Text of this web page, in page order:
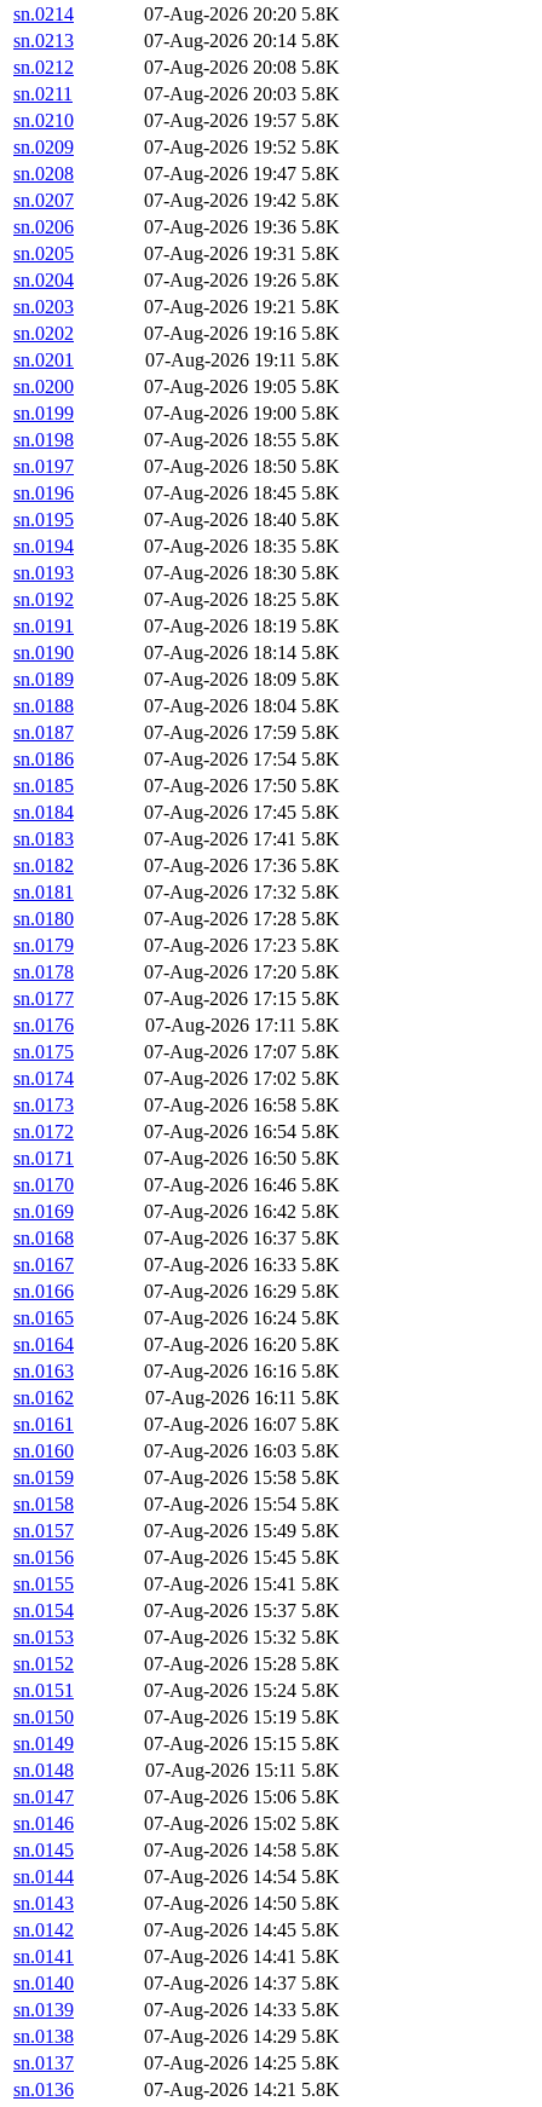
sn.0214
07-Aug-2026 20:20 5.8K
sn.0213
07-Aug-2026 20:14 5.8K
sn.0212
07-Aug-2026 20:08 5.8K
sn.0211
07-Aug-2026 20:03 5.8K
sn.0210
07-Aug-2026 19:57 5.8K
sn.0209
07-Aug-2026 19:52 5.8K
sn.0208
07-Aug-2026 19:47 5.8K
sn.0207
07-Aug-2026 19:42 5.8K
sn.0206
07-Aug-2026 19:36 5.8K
sn.0205
07-Aug-2026 19:31 5.8K
sn.0204
07-Aug-2026 19:26 5.8K
sn.0203
07-Aug-2026 19:21 5.8K
sn.0202
07-Aug-2026 19:16 5.8K
sn.0201
07-Aug-2026 19:11 5.8K
sn.0200
07-Aug-2026 19:05 5.8K
sn.0199
07-Aug-2026 19:00 5.8K
sn.0198
07-Aug-2026 18:55 5.8K
sn.0197
07-Aug-2026 18:50 5.8K
sn.0196
07-Aug-2026 18:45 5.8K
sn.0195
07-Aug-2026 18:40 5.8K
sn.0194
07-Aug-2026 18:35 5.8K
sn.0193
07-Aug-2026 18:30 5.8K
sn.0192
07-Aug-2026 18:25 5.8K
sn.0191
07-Aug-2026 18:19 5.8K
sn.0190
07-Aug-2026 18:14 5.8K
sn.0189
07-Aug-2026 18:09 5.8K
sn.0188
07-Aug-2026 18:04 5.8K
sn.0187
07-Aug-2026 17:59 5.8K
sn.0186
07-Aug-2026 17:54 5.8K
sn.0185
07-Aug-2026 17:50 5.8K
sn.0184
07-Aug-2026 17:45 5.8K
sn.0183
07-Aug-2026 17:41 5.8K
sn.0182
07-Aug-2026 17:36 5.8K
sn.0181
07-Aug-2026 17:32 5.8K
sn.0180
07-Aug-2026 17:28 5.8K
sn.0179
07-Aug-2026 17:23 5.8K
sn.0178
07-Aug-2026 17:20 5.8K
sn.0177
07-Aug-2026 17:15 5.8K
sn.0176
07-Aug-2026 17:11 5.8K
sn.0175
07-Aug-2026 17:07 5.8K
sn.0174
07-Aug-2026 17:02 5.8K
sn.0173
07-Aug-2026 16:58 5.8K
sn.0172
07-Aug-2026 16:54 5.8K
sn.0171
07-Aug-2026 16:50 5.8K
sn.0170
07-Aug-2026 16:46 5.8K
sn.0169
07-Aug-2026 16:42 5.8K
sn.0168
07-Aug-2026 16:37 5.8K
sn.0167
07-Aug-2026 16:33 5.8K
sn.0166
07-Aug-2026 16:29 5.8K
sn.0165
07-Aug-2026 16:24 5.8K
sn.0164
07-Aug-2026 16:20 5.8K
sn.0163
07-Aug-2026 16:16 5.8K
sn.0162
07-Aug-2026 16:11 5.8K
sn.0161
07-Aug-2026 16:07 5.8K
sn.0160
07-Aug-2026 16:03 5.8K
sn.0159
07-Aug-2026 15:58 5.8K
sn.0158
07-Aug-2026 15:54 5.8K
sn.0157
07-Aug-2026 15:49 5.8K
sn.0156
07-Aug-2026 15:45 5.8K
sn.0155
07-Aug-2026 15:41 5.8K
sn.0154
07-Aug-2026 15:37 5.8K
sn.0153
07-Aug-2026 15:32 5.8K
sn.0152
07-Aug-2026 15:28 5.8K
sn.0151
07-Aug-2026 15:24 5.8K
sn.0150
07-Aug-2026 15:19 5.8K
sn.0149
07-Aug-2026 15:15 5.8K
sn.0148
07-Aug-2026 15:11 5.8K
sn.0147
07-Aug-2026 15:06 5.8K
sn.0146
07-Aug-2026 15:02 5.8K
sn.0145
07-Aug-2026 14:58 5.8K
sn.0144
07-Aug-2026 14:54 5.8K
sn.0143
07-Aug-2026 14:50 5.8K
sn.0142
07-Aug-2026 14:45 5.8K
sn.0141
07-Aug-2026 14:41 5.8K
sn.0140
07-Aug-2026 14:37 5.8K
sn.0139
07-Aug-2026 14:33 5.8K
sn.0138
07-Aug-2026 14:29 5.8K
sn.0137
07-Aug-2026 14:25 5.8K
sn.0136
07-Aug-2026 14:21 5.8K